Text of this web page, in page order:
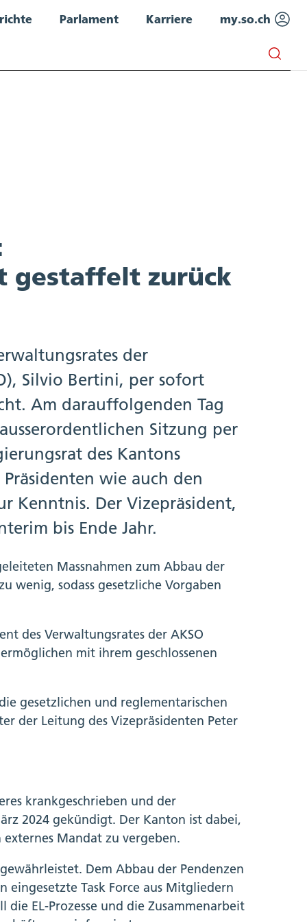
Parlament Karriere my.so.ch
gestaffelt zurück
der
Silvio Bertini, per sofort
Am darauffolgenden Tag
Sitzung per
des Kantons
wie auch den
Kenntnis. Der Vizepräsident,
bis Ende Jahr.
Massnahmen zum Abbau der
wenig, sodass gesetzliche Vorgaben
des Verwaltungsrates der AKSO
mit ihrem geschlossenen
gesetzlichen und reglementarischen
der Leitung des Vizepräsidenten Peter
krankgeschrieben und der
2024 gekündigt. Der Kanton ist dabei,
Mandat zu vergeben.
Dem Abbau der Pendenzen
Task Force aus Mitgliedern
EL-Prozesse und die Zusammenarbeit